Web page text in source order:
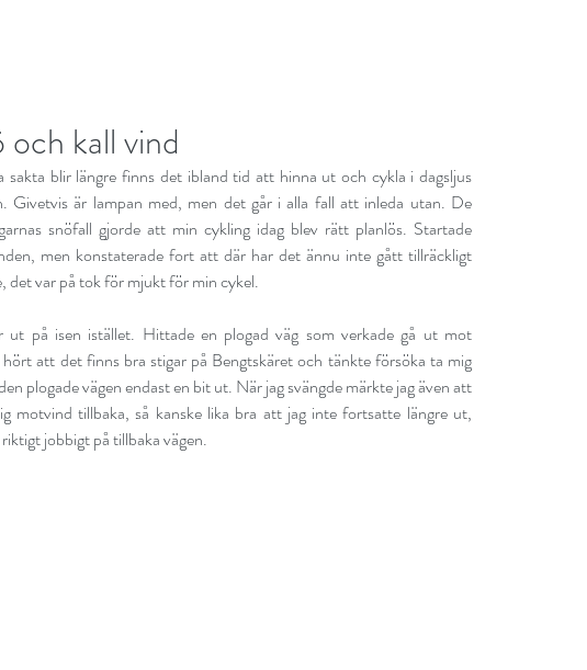
kall vind
sakta blir längre finns det ibland tid att hinna ut och cykla i dagsljus
Givetvis är lampan med, men det går i alla fall att inleda utan. De
snöfall gjorde att min cykling idag blev rätt planlös. Startade
men konstaterade fort att där har det ännu inte gått tillräckligt
det var på tok för mjukt för min cykel.
ut på isen istället. Hittade en plogad väg som verkade gå ut mot
att det finns bra stigar på Bengtskäret och tänkte försöka ta mig
plogade vägen endast en bit ut. När jag svängde märkte jag även att
motvind tillbaka, så kanske lika bra att jag inte fortsatte längre ut,
jobbigt på tillbaka vägen.